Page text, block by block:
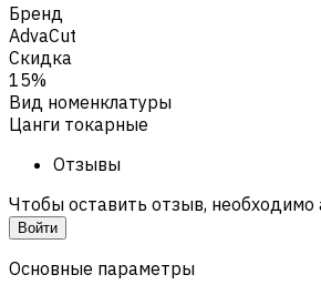
Бренд
AdvaCut
Скидка
15%
Вид номенклатуры
Цанги токарные
Отзывы
Чтобы оставить отзыв, необходимо
Войти
Основные параметры